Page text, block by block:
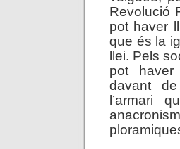
Revolució
pot haver
que és la
llei. Pels
pot
davant
l’armari